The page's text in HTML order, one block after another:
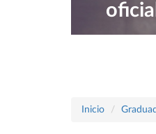
Inicio